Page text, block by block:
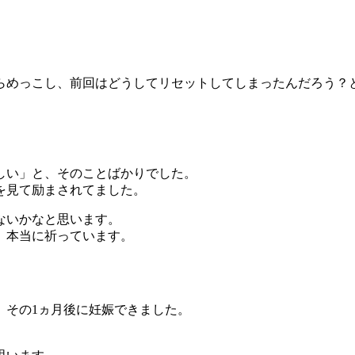
っこし、前回はどうしてリセットしてしまったんだろう？
」と、そのことばかりでした。
て励まされてました。
かなと思います。
当に祈っています。
の1ヵ月後に妊娠できました。